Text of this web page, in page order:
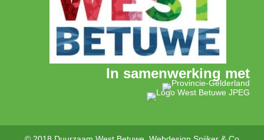
In samenwerking met